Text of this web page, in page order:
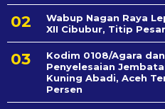
Wabup Nagan Raya
XII Cibubur, Titip
Kodim 0108/Agara
Penyelesaian
Kuning Abadi, Aceh
Persen